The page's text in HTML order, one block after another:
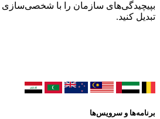
بپیچیدگی‌های سازمان را با شخصی‌سازی
تبدیل کنید.
برنامه‌ها و سرویس‌ها